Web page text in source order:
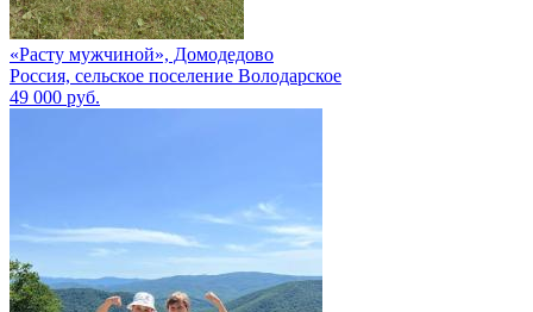
«Расту мужчиной», Домодедово
Россия, сельское поселение Володарское
49 000 руб.